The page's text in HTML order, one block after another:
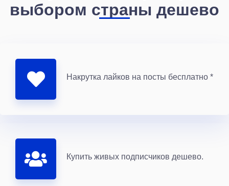
выбором страны дешево
Накрутка лайков на посты бесплатно *
Купить живых подписчиков дешево.